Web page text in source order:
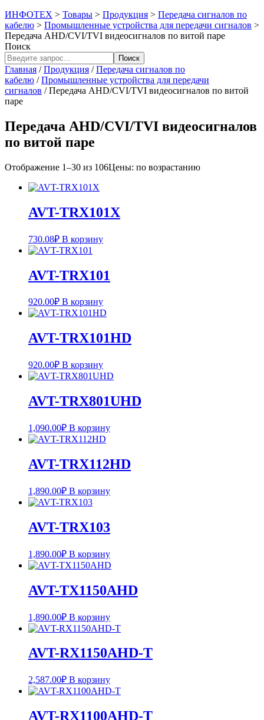
ИНФОТЕХ > Товары > Продукция > Передача сигналов по
кабелю > Промышленные устройства для передачи сигналов >
Передача AHD/CVI/TVI видеосигналов по витой паре
Поиск
Поиск
Главная /Продукция /Передача сигналов по
кабелю /Промышленные устройства для передачи
сигналов / Передача AHD/CVI/TVI видеосигналов по витой
паре
Передача AHD/CVI/TVI видеосигналов
по витой паре
Отображение 1–30 из 106Цены: по возрастанию
AVT-TRX101Х
730.08₽ В корзину
AVT-TRX101
920.00₽ В корзину
AVT-TRX101HD
920.00₽ В корзину
AVT-TRX801UHD
1,090.00₽ В корзину
AVT-TRX112HD
1,890.00₽ В корзину
AVT-TRX103
1,890.00₽ В корзину
AVT-TX1150AHD
1,890.00₽ В корзину
AVT-RX1150AHD-T
2,587.00₽ В корзину
AVT-RX1100AHD-T